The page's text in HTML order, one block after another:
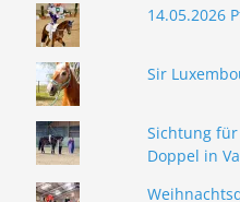
14.05.2026
Sir
Sichtung
Doppel in